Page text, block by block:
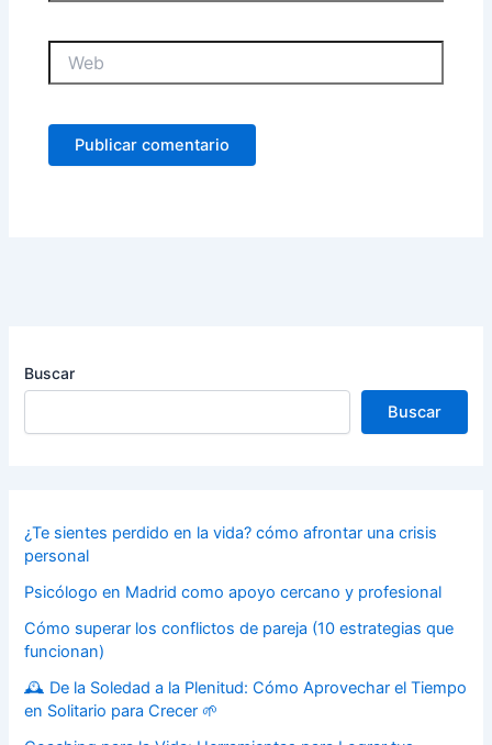
Buscar
Buscar
¿Te sientes perdido en la vida? cómo afrontar una crisis
personal
Psicólogo en Madrid como apoyo cercano y profesional
Cómo superar los conflictos de pareja (10 estrategias que
funcionan)
🕰️ De la Soledad a la Plenitud: Cómo Aprovechar el Tiempo
en Solitario para Crecer 🌱